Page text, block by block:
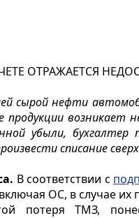
ОТРАЖАЕТСЯ
сырой нефти
продукции
убыли,
списание
В соответствии с
ОС, в случае
потеря ТМЗ,